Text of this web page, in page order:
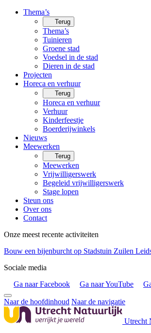
Thema’s
Terug
Thema’s
Tuinieren
Groene stad
Voedsel in de stad
Dieren in de stad
Projecten
Horeca en verhuur
Terug
Horeca en verhuur
Verhuur
Kinderfeestje
Boerderijwinkels
Nieuws
Meewerken
Terug
Meewerken
Vrijwilligerswerk
Begeleid vrijwilligerswerk
Stage lopen
Steun ons
Over ons
Contact
Onze meest recente activiteiten
Bouw een bijenburcht op Stadstuin Zuilen
Sociale media
Ga naar Facebook
Ga naar YouTube
Naar de hoofdinhoud Naar de navigatie
Utrecht